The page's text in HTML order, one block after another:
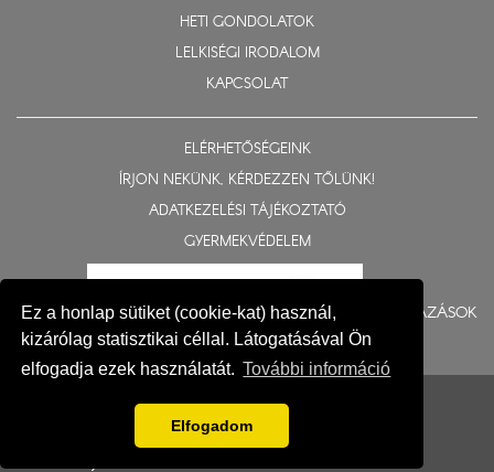
Ez a honlap sütiket (cookie-kat) használ,
kizárólag statisztikai céllal. Látogatásával Ön
elfogadja ezek használatát. További információ
Elfogadom
HETI GONDOLATOK
LELKISÉGI IRODALOM
KAPCSOLAT
ELÉRHETŐSÉGEINK
ÍRJON NEKÜNK, KÉRDEZZEN TŐLÜNK!
ADATKEZELÉSI TÁJÉKOZTATÓ
GYERMEKVÉDELEM
BERUHÁZÁSOK
Impresszum
Fejlesztés: Gerner Attila, Zadubenszki Norbert